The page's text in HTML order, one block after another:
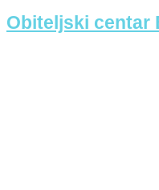
Obiteljski centar